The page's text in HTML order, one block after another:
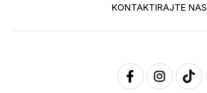
KONTAKTIRAJTE NAS